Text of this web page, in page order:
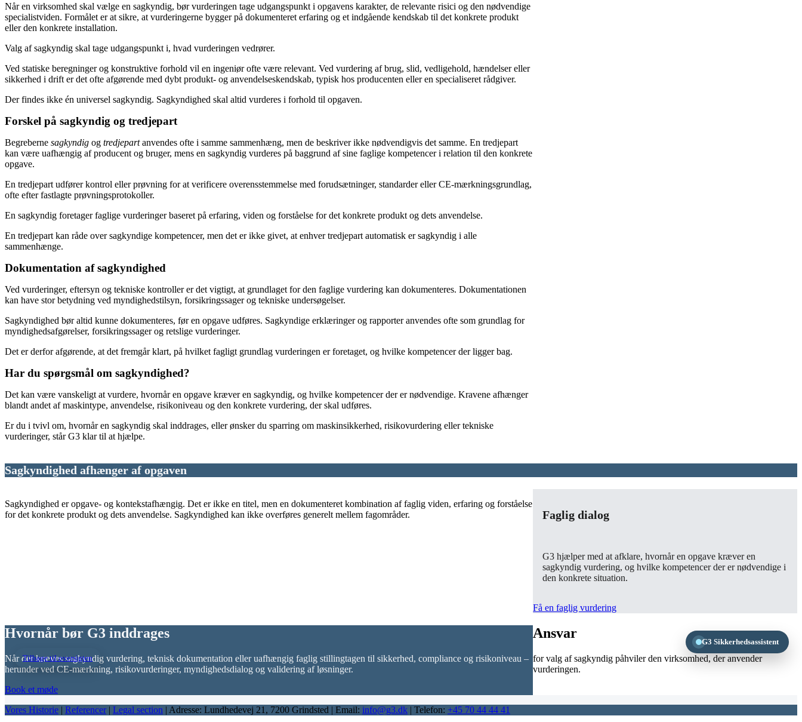
Når en virksomhed skal vælge en sagkyndig, bør vurderingen tage udgangspunkt i opgavens karakter, de relevante risici og den nødvendige
specialistviden. Formålet er at sikre, at vurderingerne bygger på dokumenteret erfaring og et indgående kendskab til det konkrete produkt
eller den konkrete installation.
Valg af sagkyndig skal tage udgangspunkt i, hvad vurderingen vedrører.
Ved statiske beregninger og konstruktive forhold vil en ingeniør ofte være relevant. Ved vurdering af brug, slid, vedligehold, hændelser eller
sikkerhed i drift er det ofte afgørende med dybt produkt- og anvendelseskendskab, typisk hos producenten eller en specialiseret rådgiver.
Der findes ikke én universel sagkyndig. Sagkyndighed skal altid vurderes i forhold til opgaven.
Forskel på sagkyndig og tredjepart
Begreberne sagkyndig og tredjepartanvendes ofte i samme sammenhæng, men de beskriver ikke nødvendigvis det samme. En tredjepart
kan være uafhængig af producent og bruger, mens en sagkyndig vurderes på baggrund af sine faglige kompetencer i relation til den konkrete
opgave.
En tredjepart udfører kontrol eller prøvning for at verificere overensstemmelse med forudsætninger, standarder eller CE-mærkningsgrundlag,
ofte efter fastlagte prøvningsprotokoller.
En sagkyndig foretager faglige vurderinger baseret på erfaring, viden og forståelse for det konkrete produkt og dets anvendelse.
En tredjepart kan råde over sagkyndige kompetencer, men det er ikke givet, at enhver tredjepart automatisk er sagkyndig i alle
sammenhænge.
Dokumentation af sagkyndighed
Ved vurderinger, eftersyn og tekniske kontroller er det vigtigt, at grundlaget for den faglige vurdering kan dokumenteres. Dokumentationen
kan have stor betydning ved myndighedstilsyn, forsikringssager og tekniske undersøgelser.
Sagkyndighed bør altid kunne dokumenteres, før en opgave udføres. Sagkyndige erklæringer og rapporter anvendes ofte som grundlag for
myndighedsafgørelser, forsikringssager og retslige vurderinger.
Det er derfor afgørende, at det fremgår klart, på hvilket fagligt grundlag vurderingen er foretaget, og hvilke kompetencer der ligger bag.
Har du spørgsmål om sagkyndighed?
Det kan være vanskeligt at vurdere, hvornår en opgave kræver en sagkyndig, og hvilke kompetencer der er nødvendige. Kravene afhænger
blandt andet af maskintype, anvendelse, risikoniveau og den konkrete vurdering, der skal udføres.
Er du i tvivl om, hvornår en sagkyndig skal inddrages, eller ønsker du sparring om maskinsikkerhed, risikovurdering eller tekniske
vurderinger, står G3 klar til at hjælpe.
Sagkyndighed afhænger af opgaven
Sagkyndighed er opgave- og kontekstafhængig. Det er ikke en titel, men en dokumenteret kombination af faglig viden, erfaring og forståelse
for det konkrete produkt og dets anvendelse. Sagkyndighed kan ikke overføres generelt mellem fagområder.
Faglig dialog
G3 hjælper med at afklare, hvornår en opgave kræver en
sagkyndig vurdering, og hvilke kompetencer der er nødvendige i
den konkrete situation.
Få en faglig vurdering
Hvornår bør G3 inddrages
Når der kræves sagkyndig vurdering, teknisk dokumentation eller uafhængig faglig stillingtagen til sikkerhed, compliance og risikoniveau –
herunder ved CE-mærkning, risikovurderinger, myndighedsdialog og validering af løsninger.
Book et møde
Ansvar
for valg af sagkyndig påhviler den virksomhed, der anvender
vurderingen.
Tilbage til oversigten
G3 Sikkerhedsassistent
Vores Historie | Referencer | Legal section | Adresse: Lundhedevej 21, 7200 Grindsted | Email: info@g3.dk | Telefon: +45 70 44 44 41